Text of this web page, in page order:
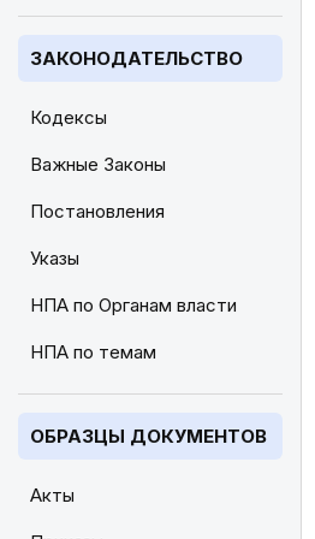
ЗАКОНОДАТЕЛЬСТВО
Кодексы
Важные Законы
Постановления
Указы
НПА по Органам власти
НПА по темам
ОБРАЗЦЫ ДОКУМЕНТОВ
Акты